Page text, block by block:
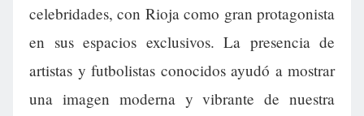
celebridades, con Rioja como gran protagonista
en sus espacios exclusivos. La presencia de
artistas y futbolistas conocidos ayudó a mostrar
una imagen moderna y vibrante de nuestra